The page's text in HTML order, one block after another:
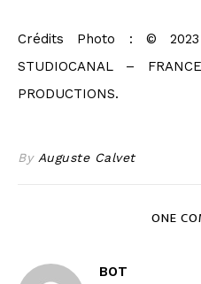
Crédits Photo : © 2023
STUDIOCANAL –
PRODUCTIONS.
By Auguste Calvet
ONE
BOT